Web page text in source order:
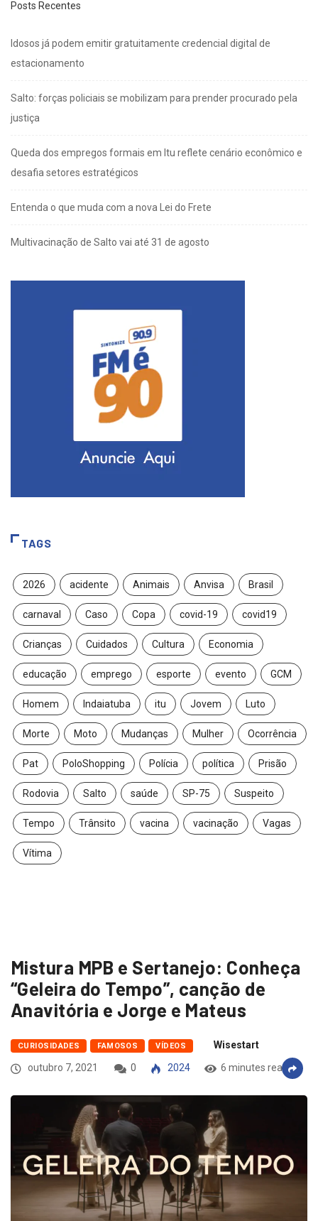
Posts Recentes
Idosos já podem emitir gratuitamente credencial digital de
estacionamento
Salto: forças policiais se mobilizam para prender procurado pela
justiça
Queda dos empregos formais em Itu reflete cenário econômico e
desafia setores estratégicos
Entenda o que muda com a nova Lei do Frete
Multivacinação de Salto vai até 31 de agosto
TAGS
2026 acidente Animais Anvisa Brasil
carnaval Caso Copa covid-19 covid19
Crianças Cuidados Cultura Economia
educação emprego esporte evento GCM
Homem Indaiatuba itu Jovem Luto
Morte Moto Mudanças Mulher Ocorrência
Pat PoloShopping Polícia política Prisão
Rodovia Salto saúde SP-75 Suspeito
Tempo Trânsito vacina vacinação Vagas
Vítima
Mistura MPB e Sertanejo: Conheça
“Geleira do Tempo”, canção de
Anavitória e Jorge e Mateus
CURIOSIDADES FAMOSOS VÍDEOS
Wisestart
outubro 7, 2021
0 2024 6 minutes read